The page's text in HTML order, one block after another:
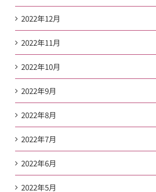
2022年12月
2022年11月
2022年10月
2022年9月
2022年8月
2022年7月
2022年6月
2022年5月